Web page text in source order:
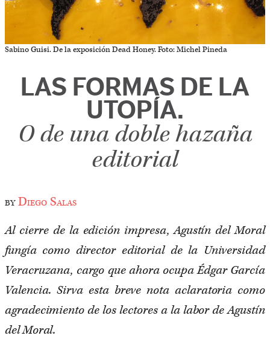
Sabino Guisi. De la exposición Dead Honey. Foto: Michel Pineda
LAS FORMAS DE LA
UTOPÍA.
O de una doble hazaña
editorial
byDiego Salas
Al cierre de la edición impresa, Agustín del Moral
fungía como director editorial de la Universidad
Veracruzana, cargo que ahora ocupa Édgar García
Valencia. Sirva esta breve nota aclaratoria como
agradecimiento de los lectores a la labor de Agustín
del Moral.